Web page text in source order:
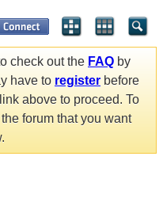
check out the FAQ by
have to register before
above to proceed. To
forum that you want